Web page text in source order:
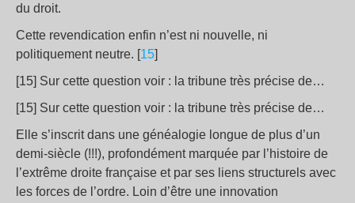
du droit.
Cette revendication enfin n’est ni nouvelle, ni
politiquement neutre. [15]
[15] Sur cette question voir : la tribune très précise de…
[15] Sur cette question voir : la tribune très précise de…
Elle s’inscrit dans une généalogie longue de plus d’un
demi-siècle (!!!), profondément marquée par l’histoire de
l’extrême droite française et par ses liens structurels avec
les forces de l’ordre. Loin d’être une innovation